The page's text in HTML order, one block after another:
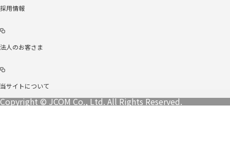
採用情報
法人のお客さま
当サイトについて
Copyright © JCOM Co., Ltd. All Rights Reserved.